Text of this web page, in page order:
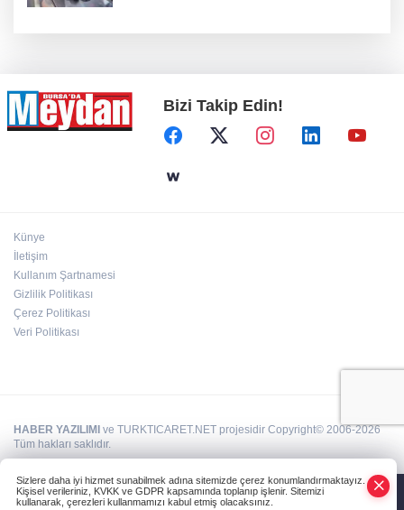
Bizi Takip Edin!
Künye
İletişim
Kullanım Şartnamesi
Gizlilik Politikası
Çerez Politikası
Veri Politikası
HABER YAZILIMI ve TURKTICARET.NET projesidir Copyright© 2006-2026
Tüm hakları saklıdır.
Sizlere daha iyi hizmet sunabilmek adına sitemizde çerez konumlandırmaktayız.
Kişisel verileriniz, KVKK ve GDPR kapsamında toplanıp işlenir. Sitemizi
kullanarak, çerezleri kullanmamızı kabul etmiş olacaksınız.